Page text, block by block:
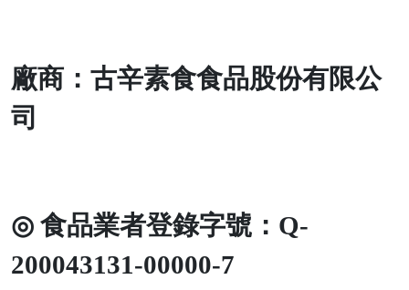
廠商：古辛素食食品股份有限公
司
◎ 食品業者登錄字號： Q-
200043131-00000-7